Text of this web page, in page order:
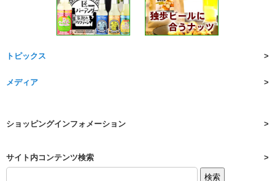
トピックス
メディア
ショッピングインフォメーション
サイト内コンテンツ検索